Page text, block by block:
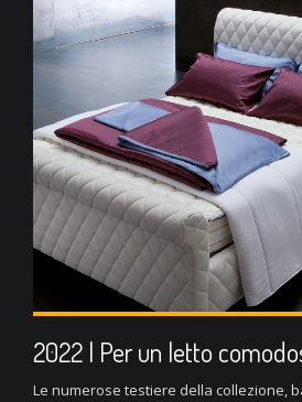
2022 | Per un letto
Le numerose testiere della collezione,